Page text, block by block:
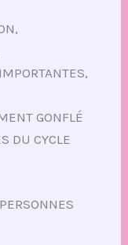
GONFLÉ
DU CYCLE